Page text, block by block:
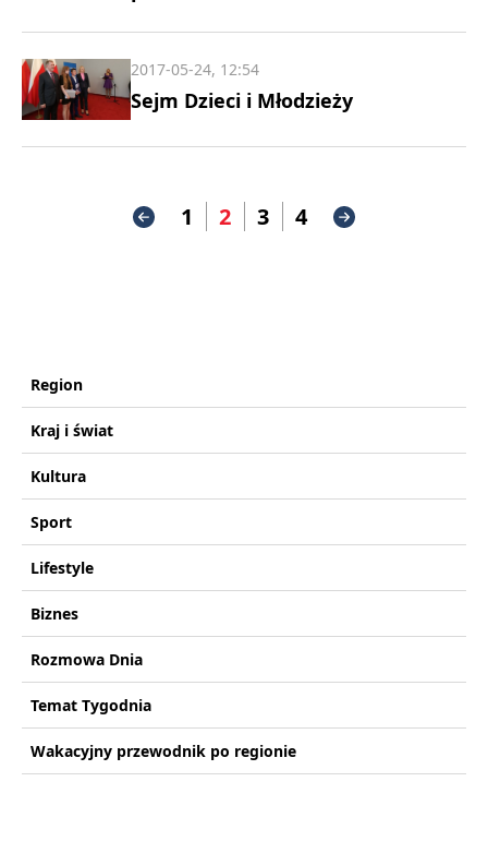
Sejm Dzieci i Młodzieży
2017-05-24, 12:54
1 2 3 4
Region
Kraj i świat
Kultura
Sport
Lifestyle
Biznes
Rozmowa Dnia
Temat Tygodnia
Wakacyjny przewodnik po regionie